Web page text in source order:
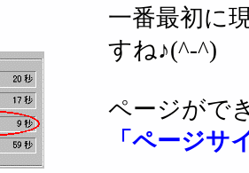
一番最初に
すね♪(^-^)
ページがで
「ページサ